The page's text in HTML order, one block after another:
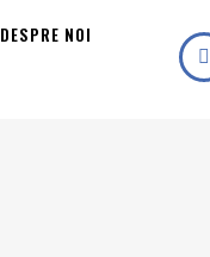
DESPRE NOI